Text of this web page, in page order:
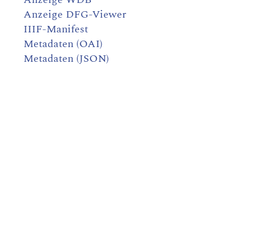
Anzeige DFG-Viewer
IIIF-Manifest
Metadaten (OAI)
Metadaten (JSON)